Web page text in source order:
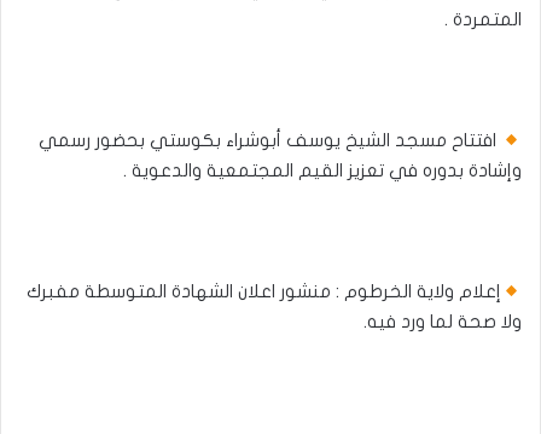
المتمردة .
افتتاح مسجد الشيخ يوسف أبوشراء بكوستي بحضور رسمي
وإشادة بدوره في تعزيز القيم المجتمعية والدعوية .​
إعلام ولاية الخرطوم : منشور اعلان الشهادة المتوسطة مفبرك
ولا صحة لما ورد فيه.